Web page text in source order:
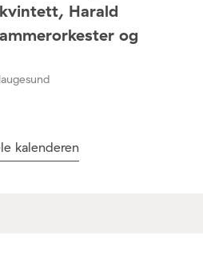
Harald
og
kalenderen